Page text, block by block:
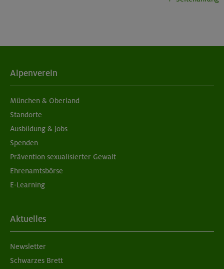
05./06.09.26
Grundkurs Klettern indoor
München
05./06.09.26
Alpenverein
München & Oberland
Standorte
Ausbildung & Jobs
Spenden
Prävention sexualisierter Gewalt
Ehrenamtsbörse
E-Learning
Aktuelles
Newsletter
Schwarzes Brett